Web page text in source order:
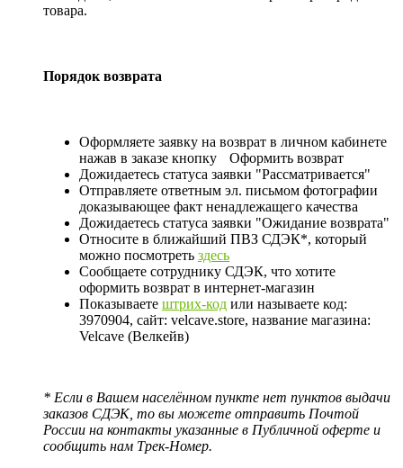
товара.
Порядок возврата
Оформляете заявку на возврат в личном кабинете
нажав в заказе кнопку
Оформить возврат
Дожидаетесь статуса заявки "Рассматривается"
Отправляете ответным эл. письмом фотографии
доказывающее факт ненадлежащего качества
Дожидаетесь статуса заявки "Ожидание возврата"
Относите в ближайший ПВЗ СДЭК*, который
можно посмотреть здесь
Сообщаете сотруднику СДЭК, что хотите
оформить возврат в интернет-магазин
Показываете штрих-код или называете код:
3970904, сайт: velcave.store, название магазина:
Velcave (Велкейв)
* Если в Вашем населённом пункте нет пунктов выдачи
заказов СДЭК, то вы можете отправить Почтой
России на контакты указанные в Публичной оферте и
сообщить нам Трек-Номер.